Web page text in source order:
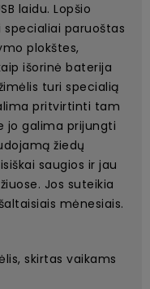
laidu. Lopšio
paruoštas
plokštes,
išorinė baterija
turi specialią
pritvirtinti tam
jo galima prijungti
žiedų
saugios ir jau
Jos suteikia
mėnesiais.
skirtas vaikams